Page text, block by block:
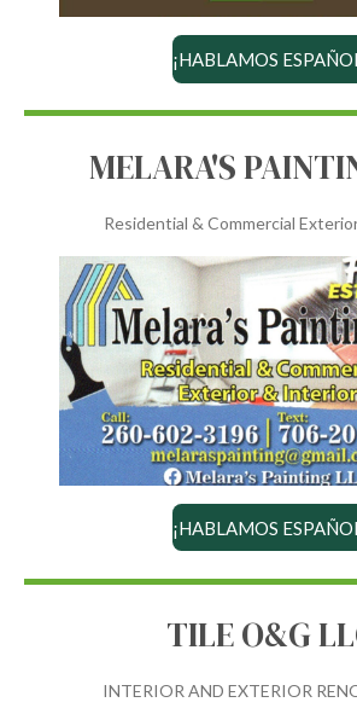
¡HABLAMOS
MELARA'S
Residential & Commercial
¡HABLAMOS
TILE O&G
INTERIOR AND EXTERIOR